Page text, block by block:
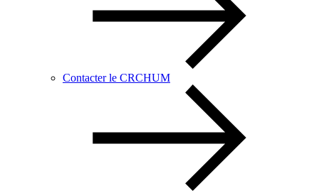
Contacter le CRCHUM